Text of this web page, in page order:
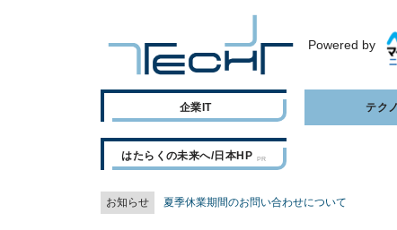
Powered by
企業IT テク
はたらくの未来へ/日本HP
お知らせ 夏季休業期間のお問い合わせについて